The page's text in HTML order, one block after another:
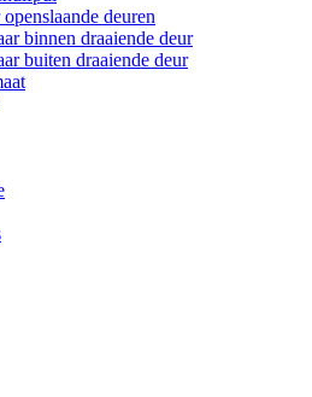
deuren
binnen draaiende deur
buiten draaiende deur